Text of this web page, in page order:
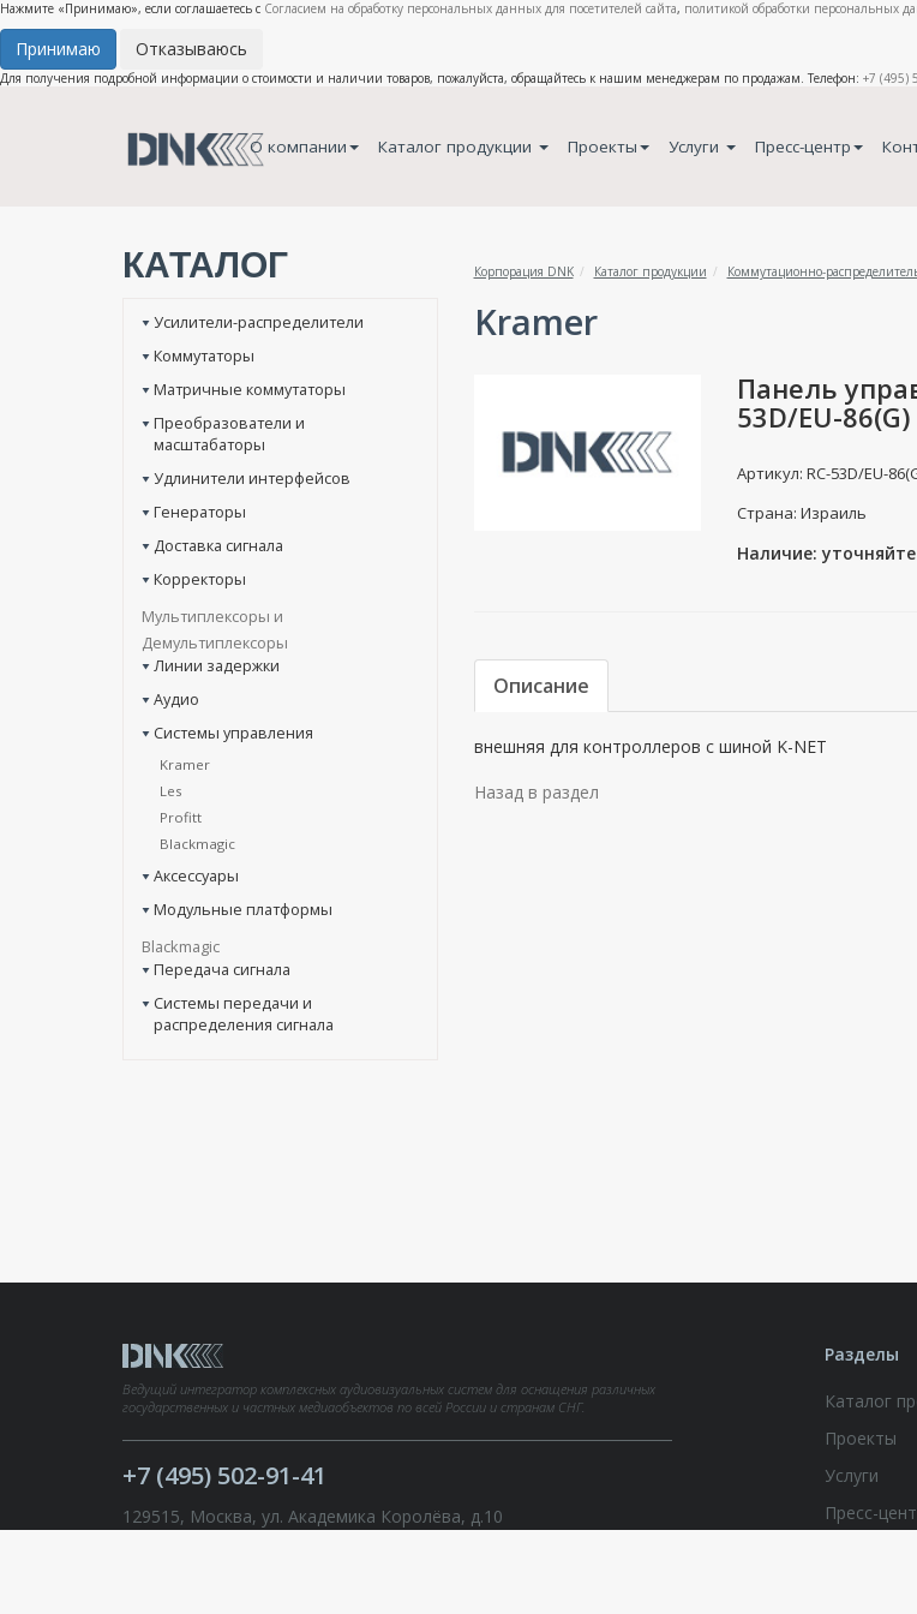
Нажмите «Принимаю», если соглашаетесь с Согласием на обработку персональных данных для посетителей сайта, политикой обработки персональных
Принимаю Отказываюсь
Для получения подробной информации о стоимости и наличии товаров, пожалуйста, обращайтесь к нашим менеджерам по продажам. Телефон: +7 (495)
О компании Каталог продукции Проекты Услуги Пресс-центр
КАТАЛОГ Корпорация DNK Каталог продукции Коммутационно-
Усилители-распределители
Коммутаторы
Матричные коммутаторы
Преобразователи и
масштабаторы
Удлинители интерфейсов
Генераторы
Доставка сигнала
Корректоры
Мультиплексоры и
Демультиплексоры
Линии задержки
Аудио
Системы управления
Kramer
Les
Profitt
Blackmagic
Аксессуары
Модульные платформы
Blackmagic
Передача сигнала
Системы передачи и
распределения сигнала
Kramer
Панель
53D/EU-86(G)
Артикул: RC-53D/EU-
Страна: Израиль
Наличие:
Описание
внешняя для контроллеров с шиной K-NET
Назад в раздел
Ведущий интегратор комплексных аудиовизуальных систем для оснащения различных
государственных и частных медиаобъектов по всей России и странам СНГ.
+7 (495) 502-91-41
129515, Москва, ул. Академика Королёва, д.10
Разделы
Каталог
Проекты
Услуги
Пресс-